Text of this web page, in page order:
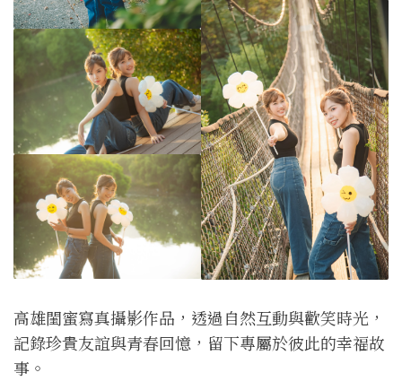
高雄閨蜜寫真攝影作品，透過自然互動與歡笑時光，
記錄珍貴友誼與青春回憶，留下專屬於彼此的幸福故
事。